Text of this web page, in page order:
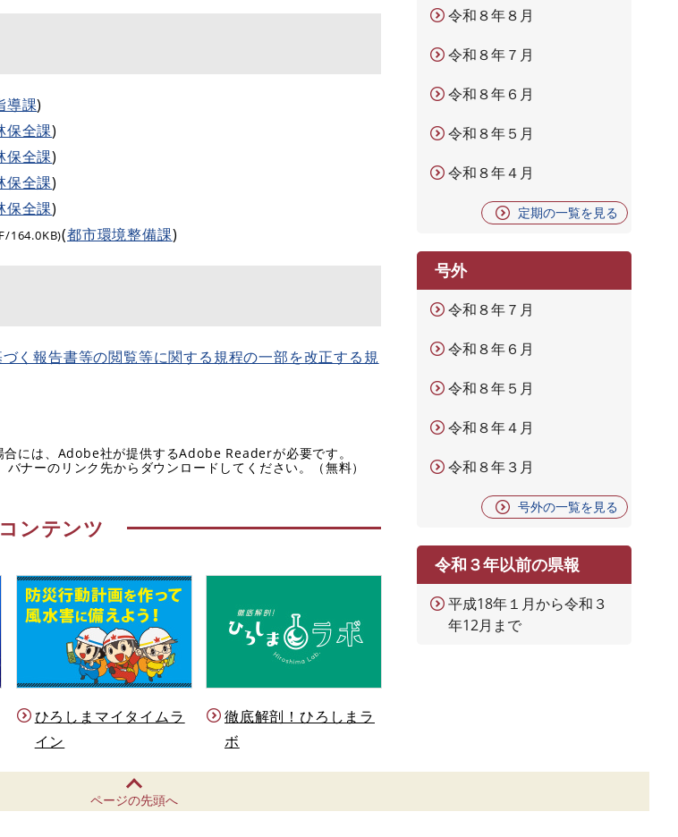
導課)
保全課)
保全課)
保全課)
保全課)
164.0KB)(都市環境整備課)
く報告書等の閲覧等に関する規程の一部を改正する規
には、Adobe社が提供するAdobe Readerが必要です。
ナーのリンク先からダウンロードしてください。（無料）
ンテンツ
ひろしまマイタイムラ
イン
徹底解剖！ひろしまラ
ボ
令和８年８月
令和８年７月
令和８年６月
令和８年５月
令和８年４月
定期の一覧を見る
号外
令和８年７月
令和８年６月
令和８年５月
令和８年４月
令和８年３月
号外の一覧を見る
令和３年以前の県報
平成18年１月から令和３
年12月まで
ページの先頭へ